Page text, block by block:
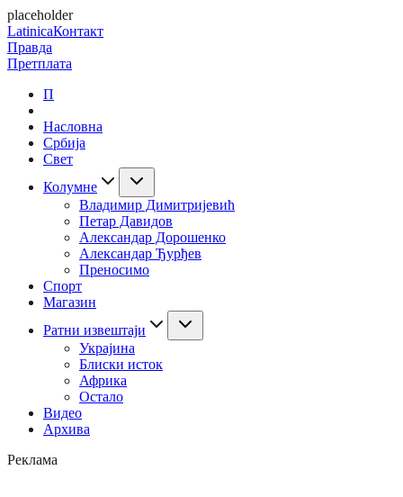
placeholder
LatinicaКонтакт
Правда
Претплата
П
Насловна
Србија
Свет
Колумне
Владимир Димитријевић
Петар Давидов
Александар Дорошенко
Александар Ђурђев
Преносимо
Спорт
Магазин
Ратни извештаји
Украјина
Блиски исток
Африка
Остало
Видео
Архива
Реклама